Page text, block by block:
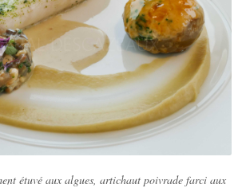
étuvé aux algues, artichaut poivrade farci aux